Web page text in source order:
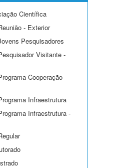
Científica
- Exterior
Pesquisadores
Visitante -
Cooperação
Infraestrutura
Infraestrutura -